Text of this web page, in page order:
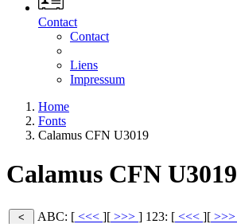
Contact
Contact
Liens
Impressum
Home
Fonts
Calamus CFN U3019
Calamus CFN U3019
ABC: [ <<< ][ >>> ] 123: [ <<< ][ >>>